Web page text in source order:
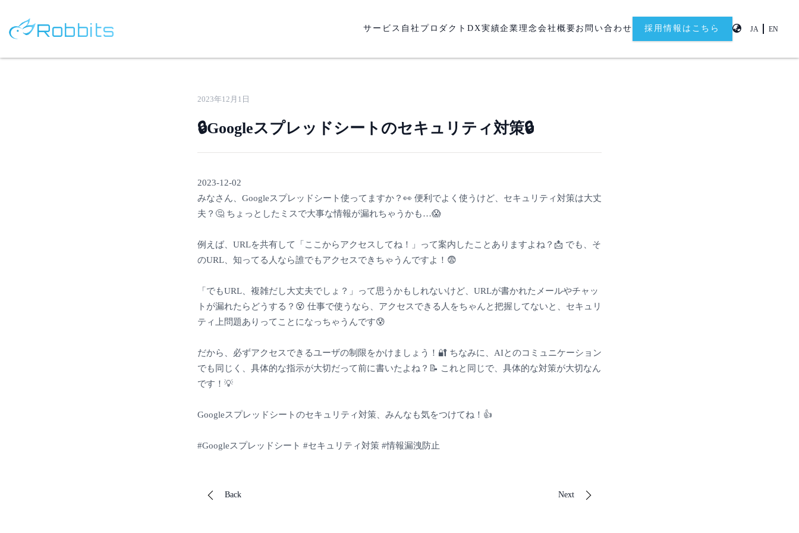
Robbits サービス 自社プロダクトDX実績企業理念 会社概要お問い合わせ 採用情報はこちら JA EN
2023年12月1日
🔒Googleスプレッドシートのセキュリティ対策🔒
2023-12-02
みなさん、Googleスプレッドシート使ってますか？👀 便利でよく使うけど、セキュリティ対策は大丈
夫？🤔 ちょっとしたミスで大事な情報が漏れちゃうかも…😱
例えば、URLを共有して「ここからアクセスしてね！」って案内したことありますよね？📩 でも、そ
のURL、知ってる人なら誰でもアクセスできちゃうんですよ！😨
「でもURL、複雑だし大丈夫でしょ？」って思うかもしれないけど、URLが書かれたメールやチャッ
トが漏れたらどうする？😵 仕事で使うなら、アクセスできる人をちゃんと把握してないと、セキュリ
ティ上問題ありってことになっちゃうんです😰
だから、必ずアクセスできるユーザの制限をかけましょう！🔐 ちなみに、AIとのコミュニケーション
でも同じく、具体的な指示が大切だって前に書いたよね？📝 これと同じで、具体的な対策が大切なん
です！💡
Googleスプレッドシートのセキュリティ対策、みんなも気をつけてね！👍
#Googleスプレッドシート #セキュリティ対策 #情報漏洩防止
Back Next